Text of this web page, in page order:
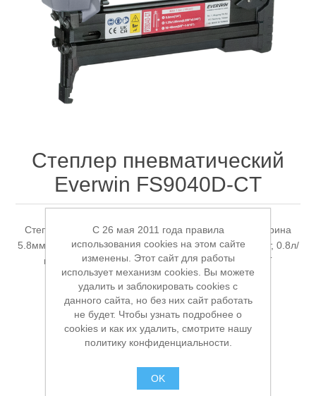
Садовая и силовая техника
Ремонт инструмента марки Elitech
Сервисный центр JET
Сервисный центр Кратон
FAQ
Контакты
Степлер пневматический
Everwin FS9040D-CT
Степлер пневматический 15-40мм, скоба тип 90, ширина
5.8мм, толщина 1.25*1.00мм, ёмкость магазина 100шт, 0.8л/
выстрел, 4.8-6.9 бар, 1.35кг Everwin FS9040D-CT
Производитель: Everwin
Доступность: В наличии
УТ-00007183
C 26 мая 2011 года правила
использования cookies на этом сайте
изменены. Этот сайт для работы
использует механизм cookies. Вы можете
удалить и заблокировать cookies с
данного сайта, но без них сайт работать
не будет. Чтобы узнать подробнее о
cookies и как их удалить, смотрите нашу
политику конфиденциальности.
OK